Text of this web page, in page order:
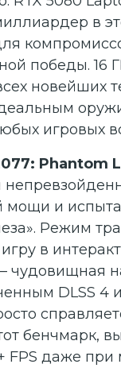
в
победы. 16
новейших
игровых
Phantom
мощи и
Режим
в
чудовищная
DLSS 4
бенчмарк,
FPS даже